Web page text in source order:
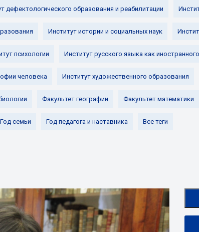
дефектологического образования и реабилитации
Институт истории и социальных наук
психологии Институт русского языка как иностранного
человека Институт художественного образования
Факультет географии Факультет математики
Год семьи Год педагога и наставника Все теги